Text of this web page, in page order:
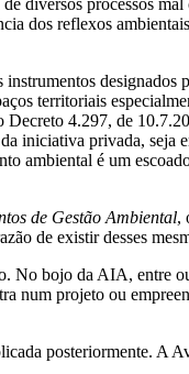
diversos processos
dos reflexos
territoriais
4.297, de
iniciativa privada, seja
ambiental é um
de Gestão Ambiental,
de existir desses
No bojo da AIA, entre
projeto ou
posteriormente. A